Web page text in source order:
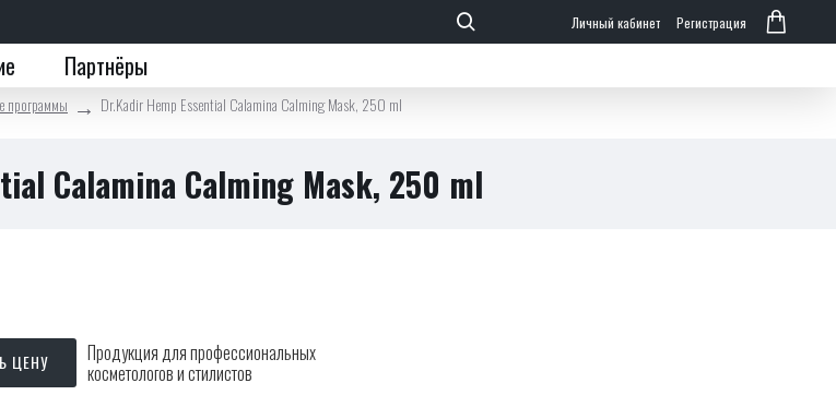
Личный кабинет Регистрация
Партнёры
программы Dr.Kadir Hemp Essential Calamina Calming Mask, 250 ml
Calamina Calming Mask, 250 ml
ЦЕНУ Продукция для профессиональных
косметологов и стилистов